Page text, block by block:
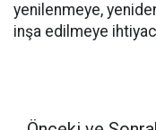
yenilenmeye,
inşa edilmeye